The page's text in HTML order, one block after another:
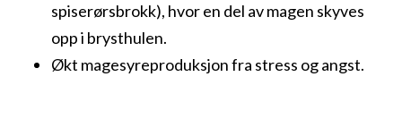
spiserørsbrokk), hvor en del av magen skyves
opp i brysthulen.
Økt magesyreproduksjon fra stress og angst.